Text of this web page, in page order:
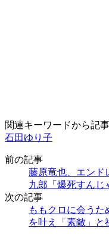
関連キーワードから記
石田ゆり子
前の記事
藤原竜也、エンド
九郎「爆死すんじ
次の記事
ももクロに会う
を叶え「素敵」と